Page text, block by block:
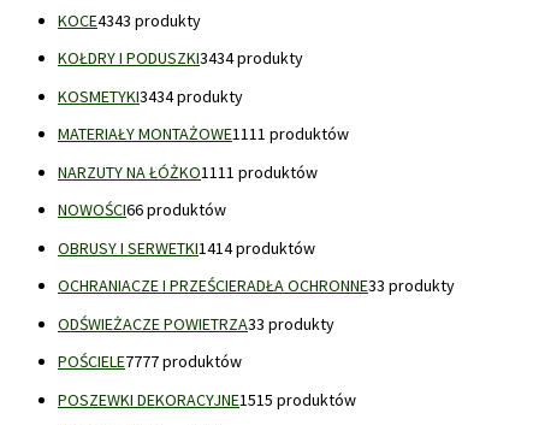
KOCE4343 produkty
KOŁDRY I PODUSZKI3434 produkty
KOSMETYKI3434 produkty
MATERIAŁY MONTAŻOWE1111 produktów
NARZUTY NA ŁÓŻKO1111 produktów
NOWOŚCI66 produktów
OBRUSY I SERWETKI1414 produktów
OCHRANIACZE I PRZEŚCIERADŁA OCHRONNE33 produkty
ODŚWIEŻACZE POWIETRZA33 produkty
POŚCIELE7777 produktów
POSZEWKI DEKORACYJNE1515 produktów